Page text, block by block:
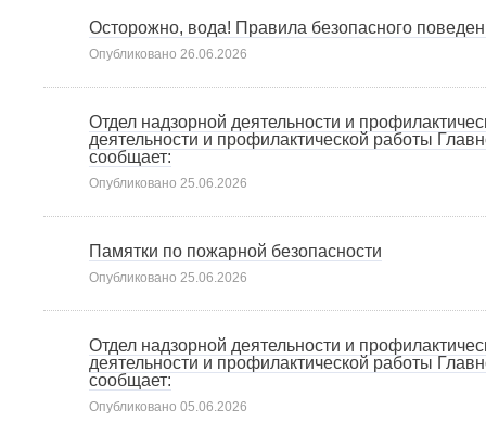
Осторожно, вода! Правила безопасного
Опубликовано 26.06.2026
Отдел надзорной деятельности и
деятельности и профилактической работы
сообщает:
Опубликовано 25.06.2026
Памятки по пожарной безопасности
Опубликовано 25.06.2026
Отдел надзорной деятельности и
деятельности и профилактической работы
сообщает:
Опубликовано 05.06.2026